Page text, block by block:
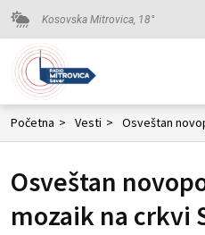
Kosovska Mitrovica, 18°
Početna > Vesti >
Osveštan
mozaik na crkvi